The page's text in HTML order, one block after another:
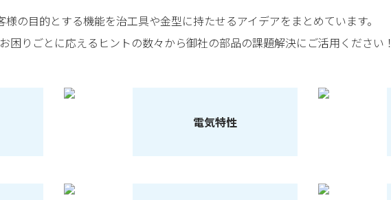
様の目的とする機能を治工具や金型に持たせるアイデアをまとめています。
困りごとに応えるヒントの数々から御社の部品の課題解決にご活用ください！
電気特性